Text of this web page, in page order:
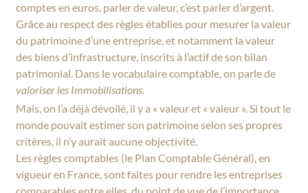
comptes en euros, parler de valeur, c’est parler d’argent.
Grâce au respect des règles établies pour mesurer la valeur
du patrimoine d’une entreprise, et notamment la valeur
des biens d’infrastructure, inscrits à l’actif de son bilan
patrimonial. Dans le vocabulaire comptable, on parle de
valoriser les Immobilisations.
Mais, on l’a déjà dévoilé, il y a « valeur et « valeur ». Si tout le
monde pouvait estimer son patrimoine selon ses propres
critères, il n’y aurait aucune objectivité.
Les règles comptables (le Plan Comptable Général), en
vigueur en France, sont faites pour rendre les entreprises